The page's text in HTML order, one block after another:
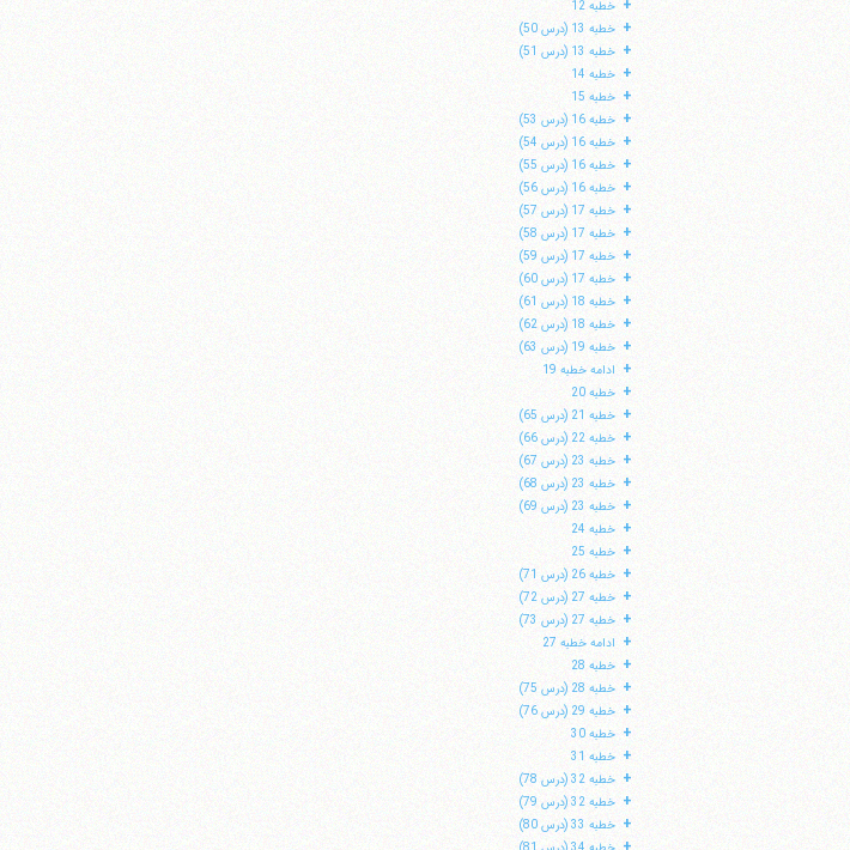
+ خطبه 12
+ خطبه 13 (درس 50)
+ خطبه 13 (درس 51)
+ خطبه 14
+ خطبه 15
+ خطبه 16 (درس 53)
+ خطبه 16 (درس 54)
+ خطبه 16 (درس 55)
+ خطبه 16 (درس 56)
+ خطبه 17 (درس 57)
+ خطبه 17 (درس 58)
+ خطبه 17 (درس 59)
+ خطبه 17 (درس 60)
+ خطبه 18 (درس 61)
+ خطبه 18 (درس 62)
+ خطبه 19 (درس 63)
+ ادامه خطبه 19
+ خطبه 20
+ خطبه 21 (درس 65)
+ خطبه 22 (درس 66)
+ خطبه 23 (درس 67)
+ خطبه 23 (درس 68)
+ خطبه 23 (درس 69)
+ خطبه 24
+ خطبه 25
+ خطبه 26 (درس 71)
+ خطبه 27 (درس 72)
+ خطبه 27 (درس 73)
+ ادامه خطبه 27
+ خطبه 28
+ خطبه 28 (درس 75)
+ خطبه 29 (درس 76)
+ خطبه 30
+ خطبه 31
+ خطبه 32 (درس 78)
+ خطبه 32 (درس 79)
+ خطبه 33 (درس 80)